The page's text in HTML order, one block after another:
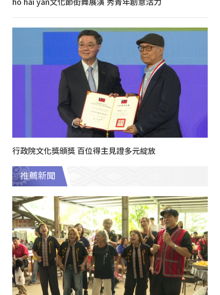
行政院文化獎頒獎 百位得主見證多元綻放
推薦新聞